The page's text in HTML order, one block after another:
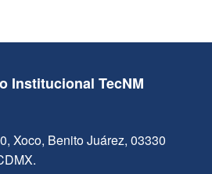
Institucional TecNM
Xoco, Benito Juárez, 03330